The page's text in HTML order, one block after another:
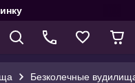
Безколечные